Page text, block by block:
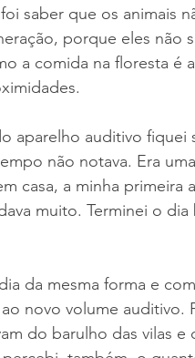
saber que os animais
porque eles não
a comida na floresta é
aparelho auditivo fiquei
não notava. Era
casa, a minha primeira
muito. Terminei o dia
da mesma forma e
novo volume
do barulho das vilas